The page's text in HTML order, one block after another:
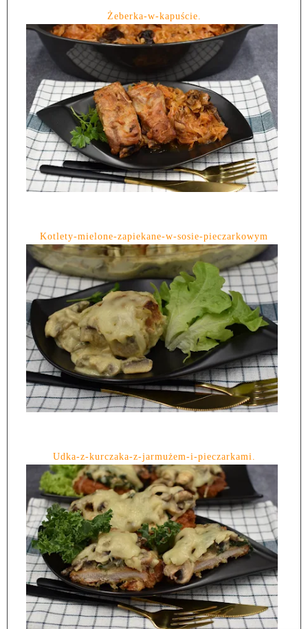
Żeberka-w-kapuście.
Kotlety-mielone-zapiekane-w-sosie-pieczarkowym
Udka-z-kurczaka-z-jarmużem-i-pieczarkami.